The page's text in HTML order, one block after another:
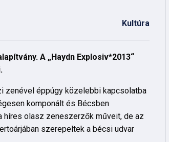
Kultúra
A „Haydn Explosiv*2013“
zenével éppúgy közelebbi kapcsolatba
komponált és Bécsben
híres olasz zeneszerzők műveit, de az
szerepeltek a bécsi udvar